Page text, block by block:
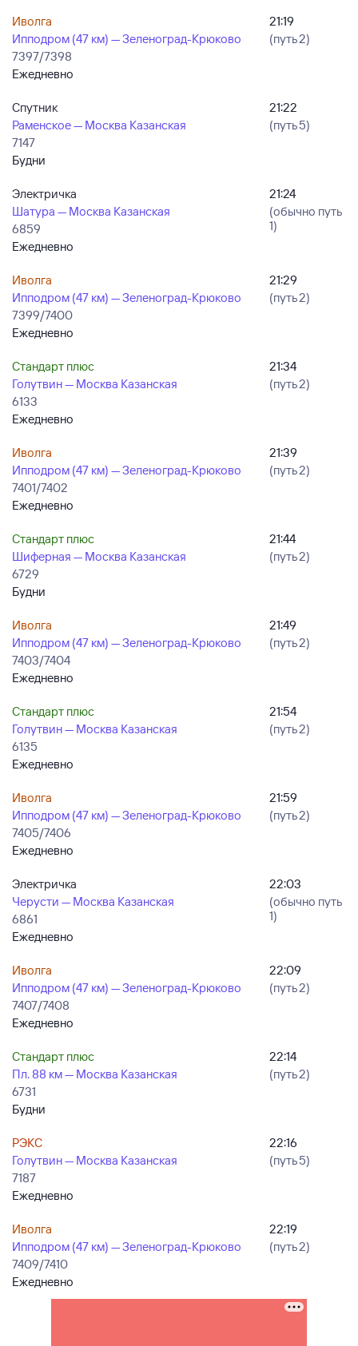
Иволга
Ипподром (47 км) — Зеленоград-Крюково
7397/7398
Ежедневно
21:19
(путь 2)
Спутник
Раменское — Москва Казанская
7147
Будни
21:22
(путь 5)
Электричка
Шатура — Москва Казанская
6859
Ежедневно
21:24
(обычно путь
1)
Иволга
Ипподром (47 км) — Зеленоград-Крюково
7399/7400
Ежедневно
21:29
(путь 2)
Стандарт плюс
Голутвин — Москва Казанская
6133
Ежедневно
21:34
(путь 2)
Иволга
Ипподром (47 км) — Зеленоград-Крюково
7401/7402
Ежедневно
21:39
(путь 2)
Стандарт плюс
Шиферная — Москва Казанская
6729
Будни
21:44
(путь 2)
Иволга
Ипподром (47 км) — Зеленоград-Крюково
7403/7404
Ежедневно
21:49
(путь 2)
Стандарт плюс
Голутвин — Москва Казанская
6135
Ежедневно
21:54
(путь 2)
Иволга
Ипподром (47 км) — Зеленоград-Крюково
7405/7406
Ежедневно
21:59
(путь 2)
Электричка
Черусти — Москва Казанская
6861
Ежедневно
22:03
(обычно путь
1)
Иволга
Ипподром (47 км) — Зеленоград-Крюково
7407/7408
Ежедневно
22:09
(путь 2)
Стандарт плюс
Пл. 88 км — Москва Казанская
6731
Будни
22:14
(путь 2)
РЭКС
Голутвин — Москва Казанская
7187
Ежедневно
22:16
(путь 5)
Иволга
Ипподром (47 км) — Зеленоград-Крюково
7409/7410
Ежедневно
22:19
(путь 2)